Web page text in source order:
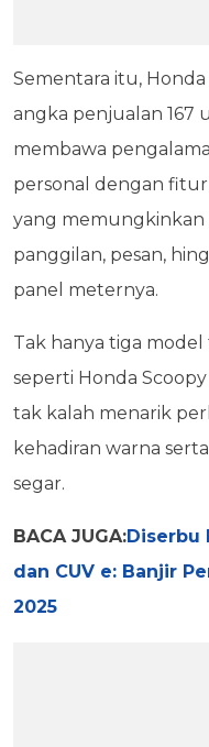
Sementara itu,
angka penjualan 167
membawa
personal dengan
yang memungkinkan
panggilan, pesan,
panel meternya.
Tak hanya tiga
seperti Honda
tak kalah menarik
kehadiran warna
segar.
BACA JUGA:Diserbu
dan CUV e: Banjir
2025